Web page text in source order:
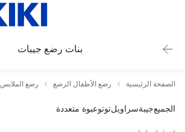
بنات رضع جيبات
الصفحة الرئيسية رضع الأطفال الرضع رضع الملابس
الجميعجيبةسراويلتوتوعبوة متعددة